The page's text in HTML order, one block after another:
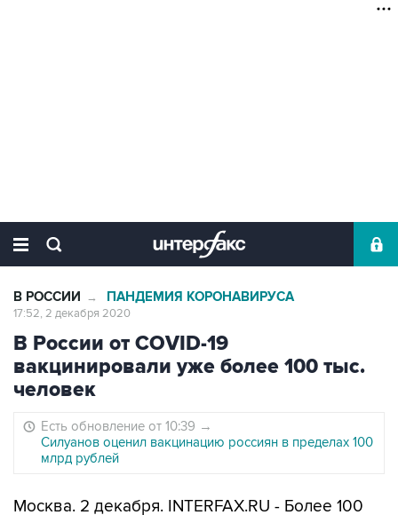
В РОССИИ → ПАНДЕМИЯ КОРОНАВИРУСА
17:52, 2 декабря 2020
В России от COVID-19
вакцинировали уже более 100 тыс.
человек
Есть обновление от 10:39 →
Силуанов оценил вакцинацию россиян в пределах 100
млрд рублей
Москва. 2 декабря. INTERFAX.RU - Более 100